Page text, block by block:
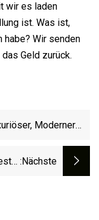
wir es laden
ist. Was ist,
Wir senden
Geld zurück.
Moderner
Sintersteinplatte,
:nächste